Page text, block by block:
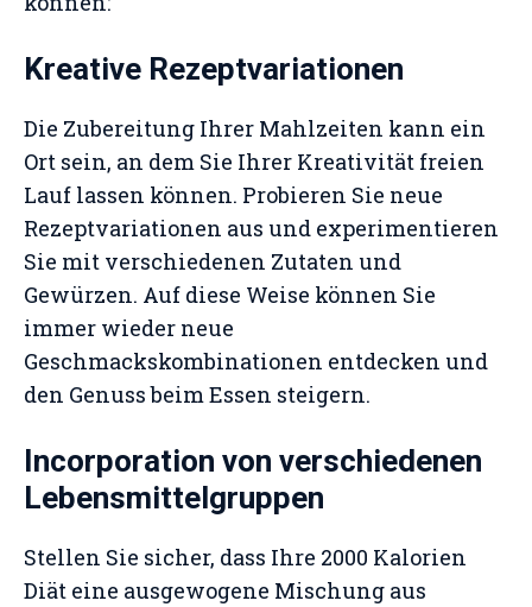
Kreative Rezeptvariationen
Die Zubereitung Ihrer Mahlzeiten kann ein
Ort sein, an dem Sie Ihrer Kreativität freien
Lauf lassen können. Probieren Sie neue
Rezeptvariationen aus und experimentieren
Sie mit verschiedenen Zutaten und
Gewürzen. Auf diese Weise können Sie
immer wieder neue
Geschmackskombinationen entdecken und
den Genuss beim Essen steigern.
Incorporation von verschiedenen
Lebensmittelgruppen
Stellen Sie sicher, dass Ihre 2000 Kalorien
Diät eine ausgewogene Mischung aus